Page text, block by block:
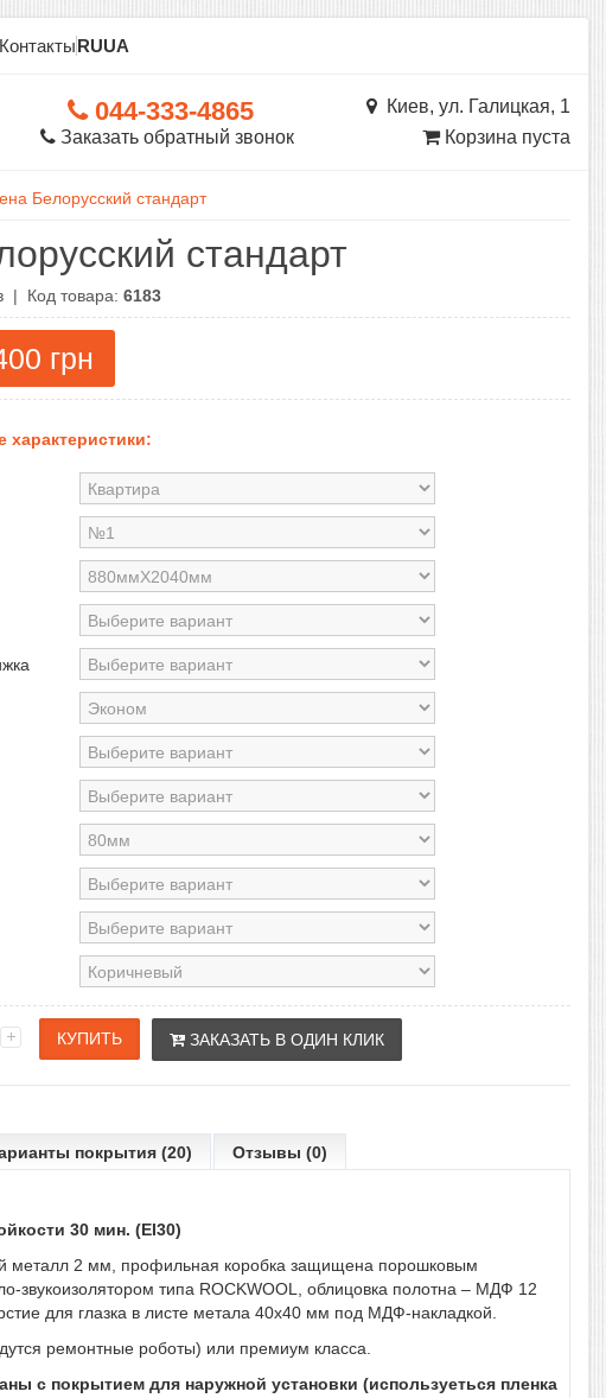
RUUA
044-333-4865
Заказать обратный звонок
Киев, ул. Галицкая, 1
Корзина пуста
Белорусский стандарт
стандарт
| Код товара:6183
грн
ЗАКАЗАТЬ В ОДИН КЛИК
покрытия (20) Отзывы (0)
30 мин. (EI30)
металл 2 мм, профильная коробка защищена порошковым
звукоизолятором типа ROCKWOOL, облицовка полотна – МДФ 12
для глазка в листе метала 40х40 мм под МДФ-накладкой.
ремонтные роботы) или премиум класса.
с покрытием для наружной установки (используеться пленка